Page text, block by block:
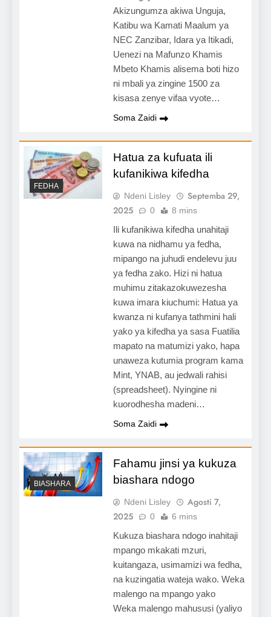
Akizungumza akiwa Unguja,
Katibu wa Kamati Maalum ya
NEC Zanzibar, Idara ya Itikadi,
Uenezi na Mafunzo Khamis
Mbeto Khamis alisema boti hizo
ni mbali ya zingine 1500 za
kisasa zenye vifaa vyote…
Soma Zaidi
FEDHA
Hatua za kufuata ili
kufanikiwa kifedha
Ndeni Lisley
Septemba 29,
2025
0 8 mins
Ili kufanikiwa kifedha unahitaji
kuwa na nidhamu ya fedha,
mipango na juhudi endelevu juu
ya fedha zako. Hizi ni hatua
muhimu zitakazokuwezesha
kuwa imara kiuchumi: Hatua ya
kwanza ni kufanya tathmini hali
yako ya kifedha ya sasa Fuatilia
mapato na matumizi yako, hapa
unaweza kutumia program kama
Mint, YNAB, au jedwali rahisi
(spreadsheet). Nyingine ni
kuorodhesha madeni…
Soma Zaidi
BIASHARA
Fahamu jinsi ya kukuza
biashara ndogo
Ndeni Lisley
Agosti 7,
2025
0 6 mins
Kukuza biashara ndogo inahitaji
mpango mkakati mzuri,
kuitangaza, usimamizi wa fedha,
na kuzingatia wateja wako. Weka
malengo na mpango yako
Weka malengo mahususi (yaliyo